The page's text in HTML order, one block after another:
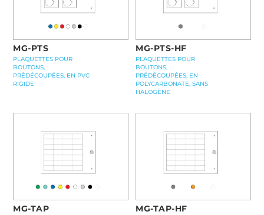
MG-PTS
PLAQUETTES POUR
BOUTONS,
PRÉDÉCOUPÉES, EN PVC
RIGIDE
MG-PTS-HF
PLAQUETTES POUR
BOUTONS,
PRÉDÉCOUPÉES, EN
POLYCARBONATE, SANS
HALOGÈNE
MG-TAP MG-TAP-HF